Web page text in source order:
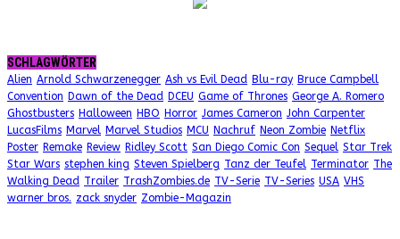
SCHLAGWÖRTER
Alien Arnold Schwarzenegger Ash vs Evil Dead Blu-ray Bruce Campbell
Convention Dawn of the Dead DCEU Game of Thrones George A. Romero
Ghostbusters Halloween HBO Horror James Cameron John Carpenter
LucasFilms Marvel Marvel Studios MCU Nachruf Neon Zombie Netflix
Poster Remake Review Ridley Scott San Diego Comic Con Sequel Star Trek
Star Wars stephen king Steven Spielberg Tanz der Teufel Terminator The
Walking Dead Trailer TrashZombies.de TV-Serie TV-Series USA VHS
warner bros. zack snyder Zombie-Magazin